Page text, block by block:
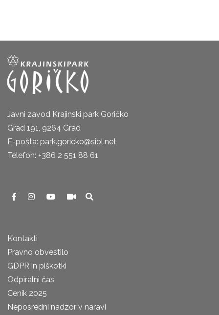
Javni zavod Krajinski park Goričko
Grad 191, 9264 Grad
E-pošta: park.goricko@siol.net
Telefon: +386 2 551 88 61
Kontakti
Pravno obvestilo
GDPR in piškotki
Odpiralni čas
Cenik 2025
Neposredni nadzor v naravi